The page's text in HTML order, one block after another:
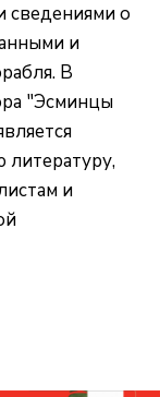
сведениями о
и
В
"Эсминцы
и